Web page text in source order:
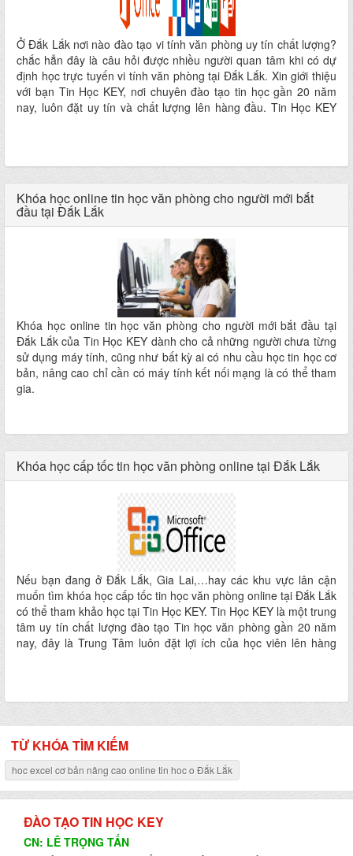
Ở Đắk Lắk nơi nào đào tạo vi tính văn phòng uy tín chất lượng?
chắc hẳn đây là câu hỏi được nhiều người quan tâm khi có dự
định học trực tuyến vi tính văn phòng tại Đắk Lắk. Xin giới thiệu
với bạn Tin Học KEY, nơi chuyên đào tạo tin học gần 20 năm
nay, luôn đặt uy tín và chất lượng lên hàng đầu. Tin Học KEY
Khóa học online tin học văn phòng cho người mới bắt
đầu tại Đắk Lắk
Khóa học online tin học văn phòng cho người mới bắt đầu tại
Đắk Lắk của Tin Học KEY dành cho cả những người chưa từng
sử dụng máy tính, cũng như bất kỳ ai có nhu cầu học tin học cơ
bản, nâng cao chỉ cần có máy tính kết nối mạng là có thể tham
gia.
Khóa học cấp tốc tin học văn phòng online tại Đắk Lắk
Nếu bạn đang ở Đắk Lắk, Gia Lai,…hay các khu vực lân cận
muốn tìm khóa học cấp tốc tin học văn phòng online tại Đắk Lắk
có thể tham khảo học tại Tin Học KEY. Tin Học KEY là một trung
tâm uy tín chất lượng đào tạo Tin học văn phòng gần 20 năm
nay, đây là Trung Tâm luôn đặt lợi ích của học viên lên hàng
TỪ KHÓA TÌM KIẾM
hoc excel cơ bản nâng cao online tin hoc o Đắk Lắk
ĐÀO TẠO TIN HỌC KEY
CN: LÊ TRỌNG TẤN